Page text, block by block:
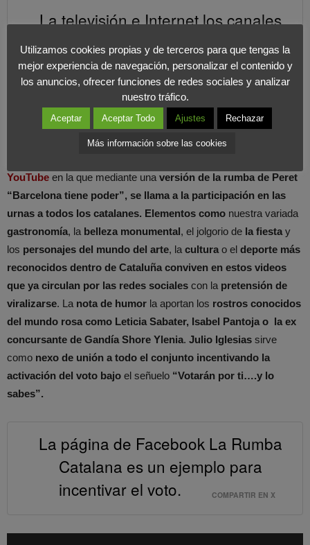
La televisión e Internet,los canales
más potentes para mover la
campaña y la oportunidad para
viralizar contenidos.
Con mayor vehemencia se expresa la página de Facebook
YouTube en la que mediante una versión de la rumba de Peret
“Barcelona tiene poder”, se llama a la participación en las
urnas a todos los catalanes. Elementos como nuestra variada
gastronomía, la belleza monumental, el jolgorio de la fiesta y
los personajes del mundo del arte, la cultura o el deporte más
reconocidos dentro de Cataluña conviven en estos videos
que ya circulan por las redes sociales con la pretensión de
viralizarse. La nota de humor la aportan los rostros conocidos
del mundo rosa como Leticia Sabater, Isabel Pantoja o la ex
concursante de Gandía Shore Ylenia. Julio Iglesias sirve
como nexo de unión a todo el conjunto incentivando la
activación del voto bajo el señuelo “Votarán por ti….y lo
sabes”.
La página de Facebook La Rumba
Catalana es un ejemplo para
incentivar el voto.
COMPARTIR EN X
Utilizamos cookies propias y de terceros para que tengas la
mejor experiencia de navegación, personalizar el contenido y
los anuncios, ofrecer funciones de redes sociales y analizar
nuestro tráfico.
Aceptar Aceptar Todo Ajustes Rechazar
Más información sobre las cookies